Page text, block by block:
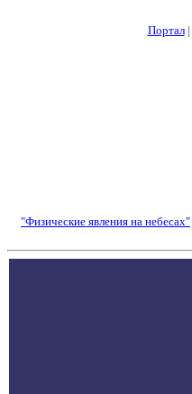
Портал|
"Физические явления на небесах"